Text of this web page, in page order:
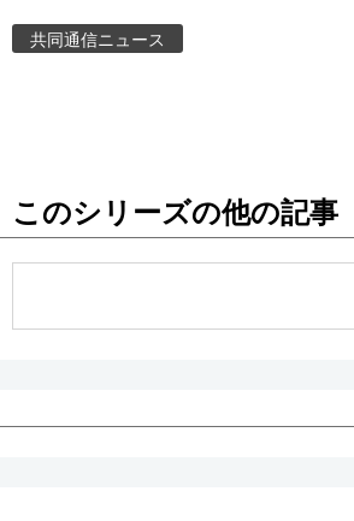
People
公式SNS
共同通信ニュース
このシリーズの他の記事